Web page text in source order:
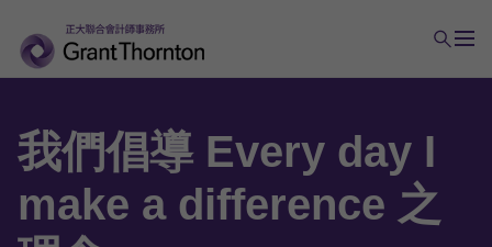
我們倡導 Every day I
make a difference 之